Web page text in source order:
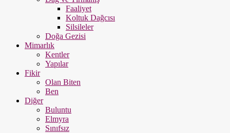
Faaliyet
Koltuk Dağcısı
Silsileler
Doğa Gezisi
Mimarlık
Kentler
Yapılar
Fikir
Olan Biten
Ben
Diğer
Buluntu
Elmyra
Sınıfsız